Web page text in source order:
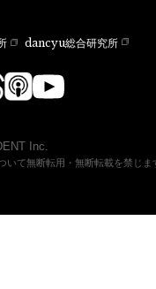
dancyu総合研究所
Inc.
いて無断転用・無断転載を禁じま